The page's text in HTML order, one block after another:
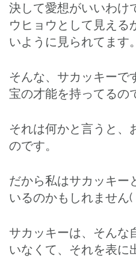
決して愛想がいいわけ
ウヒョウとして見える
いように見られてます。
そんな、サカッキーで
宝の才能を持ってるの
それは何かと言うと、
のです。
だから私はサカッキー
いるのかもしれませ
サカッキーは、そんな
いなくて、それを表に